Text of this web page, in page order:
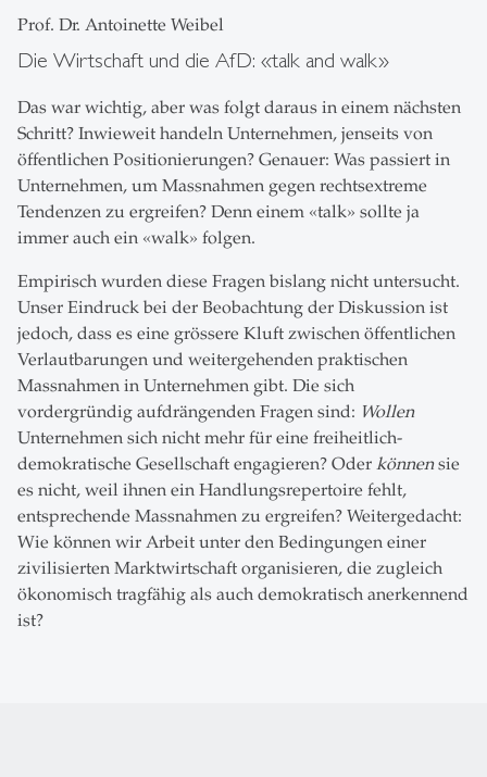
Prof. Dr. Antoinette Weibel
Die Wirtschaft und die AfD: «talk and walk»
Das war wichtig, aber was folgt daraus in einem nächsten
Schritt? Inwieweit handeln Unternehmen, jenseits von
öffentlichen Positionierungen? Genauer: Was passiert in
Unternehmen, um Massnahmen gegen rechtsextreme
Tendenzen zu ergreifen? Denn einem «talk» sollte ja
immer auch ein «walk» folgen.
Empirisch wurden diese Fragen bislang nicht untersucht.
Unser Eindruck bei der Beobachtung der Diskussion ist
jedoch, dass es eine grössere Kluft zwischen öffentlichen
Verlautbarungen und weitergehenden praktischen
Massnahmen in Unternehmen gibt. Die sich
vordergründig aufdrängenden Fragen sind: Wollen
Unternehmen sich nicht mehr für eine freiheitlich-
demokratische Gesellschaft engagieren? Oder könnensie
es nicht, weil ihnen ein Handlungsrepertoire fehlt,
entsprechende Massnahmen zu ergreifen? Weitergedacht:
Wie können wir Arbeit unter den Bedingungen einer
zivilisierten Marktwirtschaft organisieren, die zugleich
ökonomisch tragfähig als auch demokratisch anerkennend
ist?